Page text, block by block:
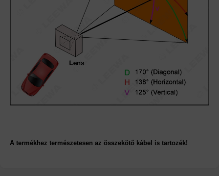
A termékhez természetesen az összekötő kábel is tartozék!